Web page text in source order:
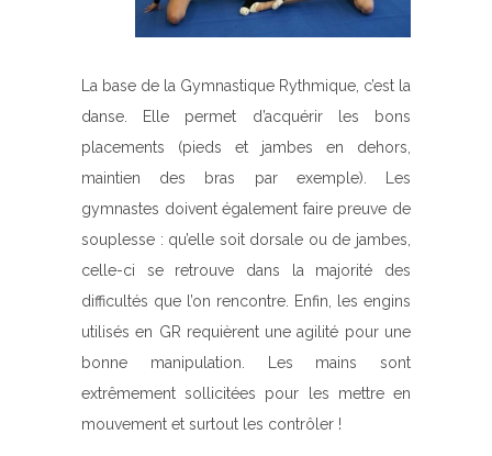
La base de la Gymnastique Rythmique, c’est la
danse. Elle permet d’acquérir les bons
placements (pieds et jambes en dehors,
maintien des bras par exemple). Les
gymnastes doivent également faire preuve de
souplesse : qu’elle soit dorsale ou de jambes,
celle-ci se retrouve dans la majorité des
difficultés que l’on rencontre. Enfin, les engins
utilisés en GR requièrent une agilité pour une
bonne manipulation. Les mains sont
extrêmement sollicitées pour les mettre en
mouvement et surtout les contrôler !